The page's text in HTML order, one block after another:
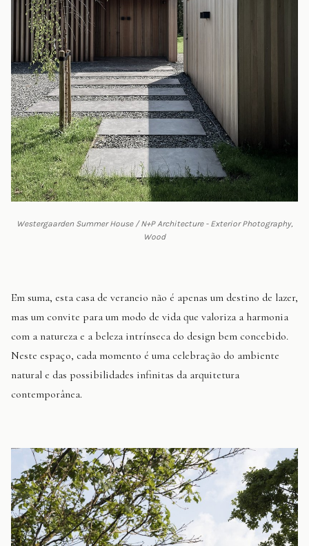
Westergaarden Summer House / N+P Architecture - Exterior Photography,
Wood
Em suma, esta casa de veraneio não é apenas um destino de lazer,
mas um convite para um modo de vida que valoriza a harmonia
com a natureza e a beleza intrínseca do design bem concebido.
Neste espaço, cada momento é uma celebração do ambiente
natural e das possibilidades infinitas da arquitetura
contemporânea.